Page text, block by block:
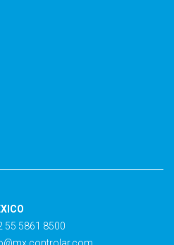
55 5861 8500